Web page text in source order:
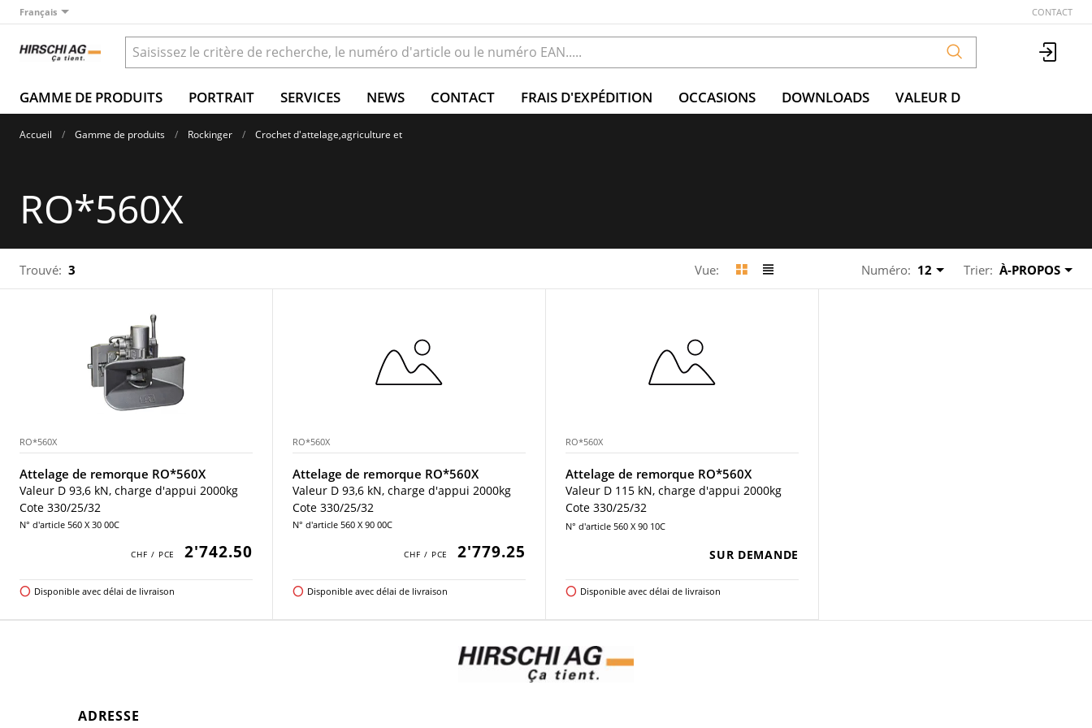
Français CONTACT
GAMME DE PRODUITS PORTRAIT SERVICES NEWS CONTACT FRAIS D'EXPÉDITION OCCASIONS DOWNLOADS VALEUR D
Accueil Gamme de produits Rockinger Crochet d'attelage,agriculture et
RO*560X
Trouvé: 3 Vue: Numéro: 12 Trier: À-PROPOS
RO*560X
Attelage de remorque RO*560X
Valeur D 93,6 kN, charge d'appui 2000kg
Cote 330/25/32
N° d'article 560 X 30 00C
2'742.50
Disponible avec délai de livraison
RO*560X
Attelage de remorque RO*560X
Valeur D 93,6 kN, charge d'appui 2000kg
Cote 330/25/32
N° d'article 560 X 90 00C
2'779.25
Disponible avec délai de livraison
RO*560X
Attelage de remorque RO*560X
Valeur D 115 kN, charge d'appui 2000kg
Cote 330/25/32
N° d'article 560 X 90 10C
SUR DEMANDE
Disponible avec délai de livraison
ADRESSE